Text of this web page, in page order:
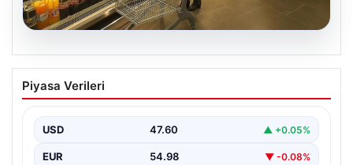
05.08.2026
Enflasyon verileri ne zaman
açıklanacak? 2026 TÜİK mart ayı
Piyasa Verileri
USD 47.60 ▲ +0.05%
EUR 54.98 ▼ -0.08%